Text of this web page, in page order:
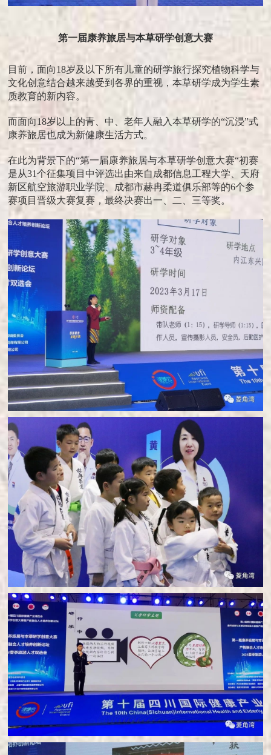
第一届康养旅居与本草研学创意大赛
目前，面向18岁及以下所有儿童的研学旅行探究植物科学与
文化创意结合越来越受到各界的重视，本草研学成为学生素
质教育的新内容。
而面向18岁以上的青、中、老年人融入本草研学的“沉浸”式
康养旅居也成为新健康生活方式。
在此为背景下的“第一届康养旅居与本草研学创意大赛“初赛
是从31个征集项目中评选出由来自成都信息工程大学、天府
新区航空旅游职业学院、成都市赫冉柔道俱乐部等的6个参
赛项目晋级大赛复赛，最终决赛出一、二、三等奖。